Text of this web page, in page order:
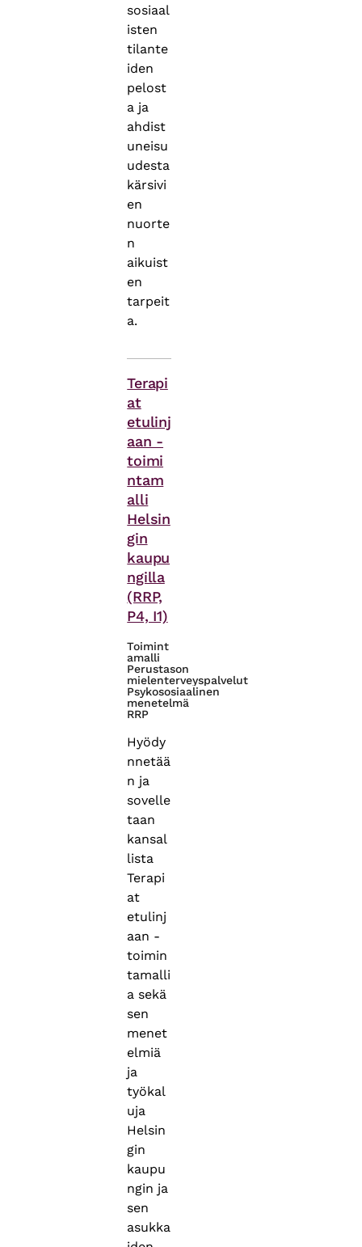
sosiaal
isten
tilante
iden
pelost
a ja
ahdist
uneisu
udesta
kärsivi
en
nuorte
n
aikuist
en
tarpeit
a.
Terapi
at
etulinj
aan -
toimi
ntam
alli
Helsin
gin
kaupu
ngilla
(RRP,
P4, I1)
Toimint
amalli
Perustason
mielenterveyspalvelut
Psykososiaalinen
menetelmä
RRP
Hyödy
nnetää
n ja
sovelle
taan
kansal
lista
Terapi
at
etulinj
aan -
toimin
tamalli
a sekä
sen
menet
elmiä
ja
työkal
uja
Helsin
gin
kaupu
ngin ja
sen
asukka